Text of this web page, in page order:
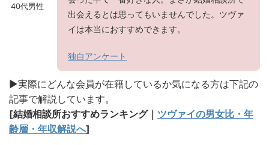
40代男性
出会えるとは思ってもいませんでした。ツヴァ
イは本当におすすめできます。
独自アンケート
▶︎実際にどんな会員が在籍しているか気になる方は下記の
記事で解説しています。
[結婚相談所おすすめランキング｜ ツヴァイの男女比・年
齢層・年収解説へ]